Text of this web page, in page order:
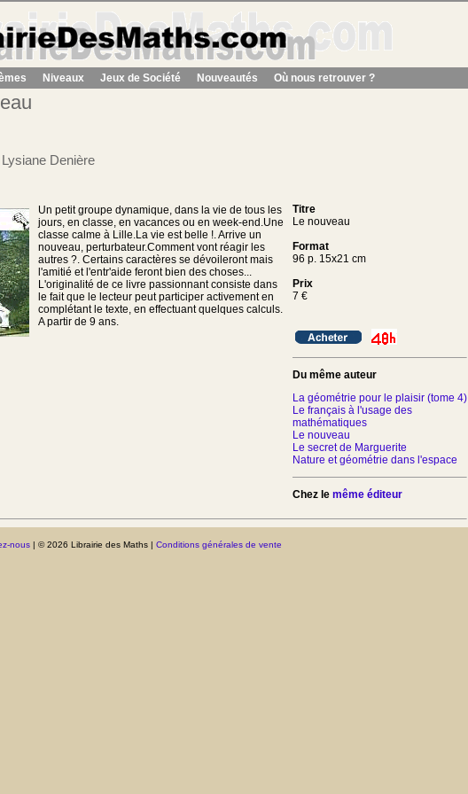
Niveaux Jeux de Société Nouveautés Où nous retrouver ?
Denière
Un petit groupe dynamique, dans la vie de tous les
jours, en classe, en vacances ou en week-end.Une
classe calme à Lille.La vie est belle !. Arrive un
nouveau, perturbateur.Comment vont réagir les
autres ?. Certains caractères se dévoileront mais
l'amitié et l'entr'aide feront bien des choses...
L'originalité de ce livre passionnant consiste dans
le fait que le lecteur peut participer activement en
complétant le texte, en effectuant quelques calculs.
A partir de 9 ans.
Titre
Le nouveau
Format
96 p. 15x21 cm
Prix
7 €
Du même auteur
La géométrie pour le plaisir (tome 4)
Le français à l'usage des
mathématiques
Le nouveau
Le secret de Marguerite
Nature et géométrie dans l'espace
Chez le même éditeur
nous| © 2026 Librairie des Maths | Conditions générales de vente